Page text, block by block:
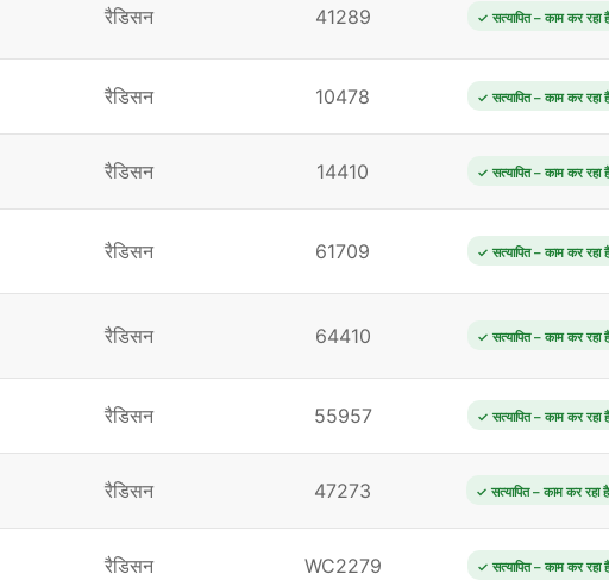
रैडिसन 41289 ✓ सत्यापित – काम कर रहा है
रैडिसन 10478 ✓ सत्यापित – काम कर रहा है
रैडिसन 14410 ✓ सत्यापित – काम कर रहा है
रैडिसन 61709 ✓ सत्यापित – काम कर रहा है
रैडिसन 64410 ✓ सत्यापित – काम कर रहा है
रैडिसन 55957 ✓ सत्यापित – काम कर रहा है
रैडिसन 47273 ✓ सत्यापित – काम कर रहा है
रैडिसन WC2279 ✓ सत्यापित – काम कर रहा है